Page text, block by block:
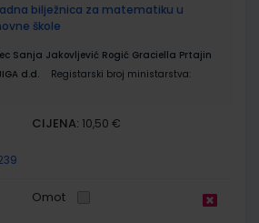
radna bilježnica za matematiku u
škole
Sanja Jakovljević Rogić Graciella Prtajin
d.d.
Registarski broj ministarstva:
CIJENA: 10,50 €
Omot